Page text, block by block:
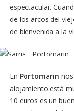
espectacular.
de los arcos del
de bienvenida a la
En Portomarín
alojamiento está
10 euros es un